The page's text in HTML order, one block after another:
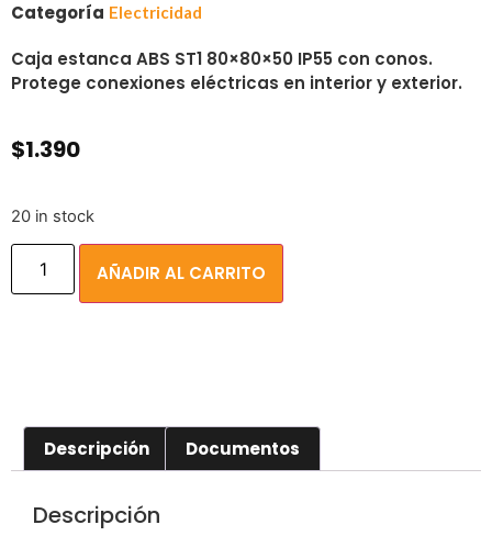
Categoría Electricidad
Caja estanca ABS ST1 80×80×50 IP55 con conos.
Protege conexiones eléctricas en interior y exterior.
$1.390
20 in stock
AÑADIR AL CARRITO
Descripción Documentos
Descripción